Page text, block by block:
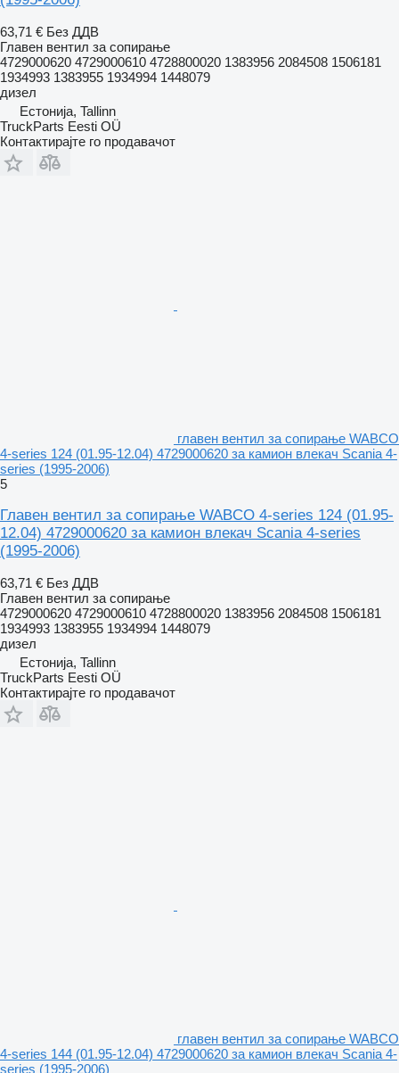
63,71 € Без ДДВ
Главен вентил за сопирање
4729000620 4729000610 4728800020 1383956 2084508 1506181
1934993 1383955 1934994 1448079
дизел
Естонија, Tallinn
TruckParts Eesti OÜ
Контактирајте го продавачот
главен вентил за сопирање WABCO
4-series 124 (01.95-12.04) 4729000620 за камион влекач Scania 4-
series (1995-2006)
5
Главен вентил за сопирање WABCO 4-series 124 (01.95-
12.04) 4729000620 за камион влекач Scania 4-series
(1995-2006)
63,71 € Без ДДВ
Главен вентил за сопирање
4729000620 4729000610 4728800020 1383956 2084508 1506181
1934993 1383955 1934994 1448079
дизел
Естонија, Tallinn
TruckParts Eesti OÜ
Контактирајте го продавачот
главен вентил за сопирање WABCO
4-series 144 (01.95-12.04) 4729000620 за камион влекач Scania 4-
series (1995-2006)